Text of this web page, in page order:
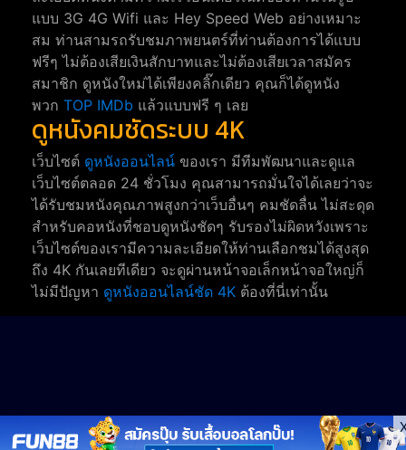
แบบ 3G 4G Wifi และ Hey Speed Web อย่างเหมาะ
สม ท่านสามรถรับชมภาพยนตร์ที่ท่านต้องการได้แบบ
ฟรีๆ ไม่ต้องเสียเงินสักบาทและไม่ต้องเสียเวลาสมัคร
สมาชิก ดูหนังใหม่ได้เพียงคลิ๊กเดียว คุณก็ได้ดูหนัง
พวก TOP IMDb แล้วแบบฟรี ๆ เลย
ดูหนังคมชัดระบบ 4K
เว็บไซต์ ดูหนังออนไลน์ ของเรา มีทีมพัฒนาและดูแล
เว็บไซต์ตลอด 24 ชั่วโมง คุณสามารถมั่นใจได้เลยว่าจะ
ได้รับชมหนังคุณภาพสูงกว่าเว็บอื่นๆ คมชัดลื่น ไม่สะดุด
สำหรับคอหนังที่ชอบดูหนังชัดๆ รับรองไม่ผิดหวังเพราะ
เว็บไซต์ของเรามีความละเอียดให้ท่านเลือกชมได้สูงสุด
ถึง 4K กันเลยทีเดียว จะดูผ่านหน้าจอเล็กหน้าจอใหญ่ก็
ไม่มีปัญหา ดูหนังออนไลน์ชัด 4K ต้องที่นี่เท่านั้น